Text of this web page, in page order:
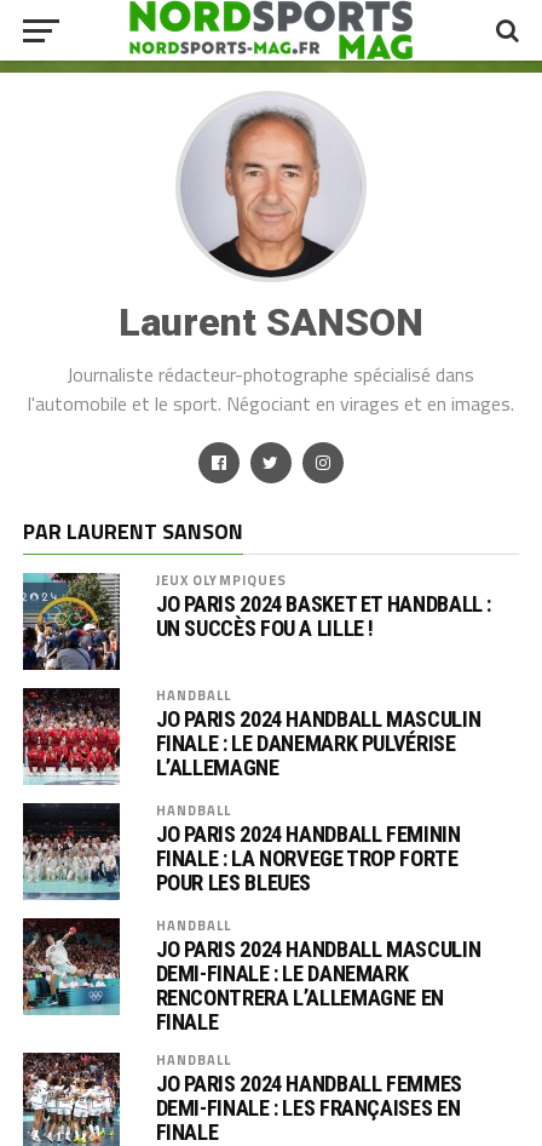
Laurent SANSON
Journaliste rédacteur-photographe spécialisé dans
l'automobile et le sport. Négociant en virages et en images.
PAR LAURENT SANSON
JEUX OLYMPIQUES
JO PARIS 2024 BASKET ET HANDBALL :
UN SUCCÈS FOU A LILLE !
HANDBALL
JO PARIS 2024 HANDBALL MASCULIN
FINALE : LE DANEMARK PULVÉRISE
L’ALLEMAGNE
HANDBALL
JO PARIS 2024 HANDBALL FEMININ
FINALE : LA NORVEGE TROP FORTE
POUR LES BLEUES
HANDBALL
JO PARIS 2024 HANDBALL MASCULIN
DEMI-FINALE : LE DANEMARK
RENCONTRERA L’ALLEMAGNE EN
FINALE
HANDBALL
JO PARIS 2024 HANDBALL FEMMES
DEMI-FINALE : LES FRANÇAISES EN
FINALE